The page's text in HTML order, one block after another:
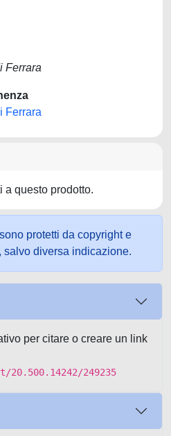
Ferrara
Ferrara
a questo prodotto.
protetti da copyright e
salvo diversa indicazione.
per citare o creare un link
249235